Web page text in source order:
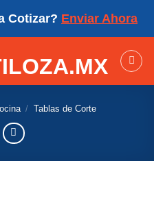
Cotizar? Enviar Ahora
/ Tablas de Corte